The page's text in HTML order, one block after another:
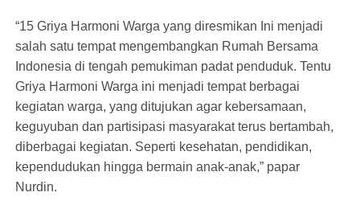
“15 Griya Harmoni Warga yang diresmikan Ini menjadi
salah satu tempat mengembangkan Rumah Bersama
Indonesia di tengah pemukiman padat penduduk. Tentu
Griya Harmoni Warga ini menjadi tempat berbagai
kegiatan warga, yang ditujukan agar kebersamaan,
keguyuban dan partisipasi masyarakat terus bertambah,
diberbagai kegiatan. Seperti kesehatan, pendidikan,
kependudukan hingga bermain anak-anak,” papar
Nurdin.